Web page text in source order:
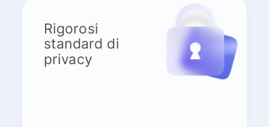
Rigorosi
standard di
privacy